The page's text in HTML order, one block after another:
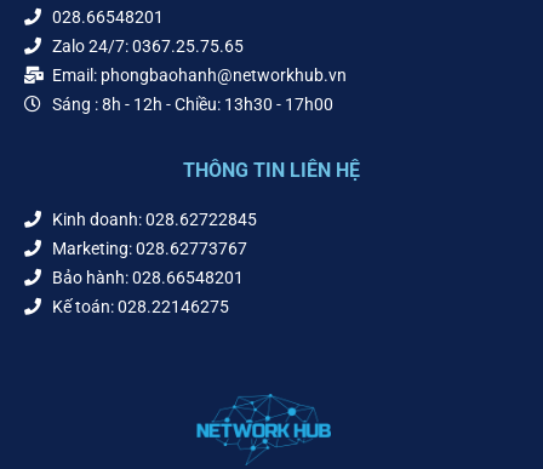
028.66548201
Zalo 24/7: 0367.25.75.65
Email: phongbaohanh@networkhub.vn
Sáng : 8h - 12h - Chiều: 13h30 - 17h00
THÔNG TIN LIÊN HỆ
Kinh doanh: 028.62722845
Marketing: 028.62773767
Bảo hành: 028.66548201
Kế toán: 028.22146275